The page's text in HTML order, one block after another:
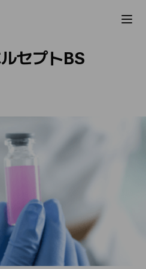
Pharmaceutical
セプトBS